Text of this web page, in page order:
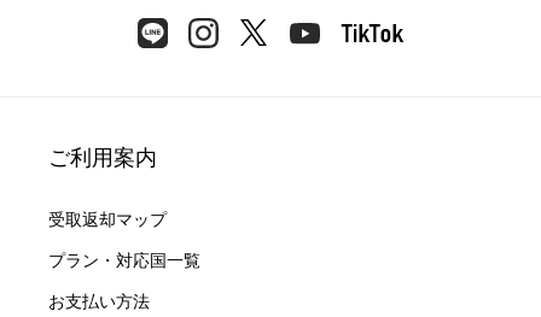
詳細 >
青森空港:1F 国際線チケットロビー
ご利用案内
受取返却マップ
プラン・対応国一覧
お支払い方法